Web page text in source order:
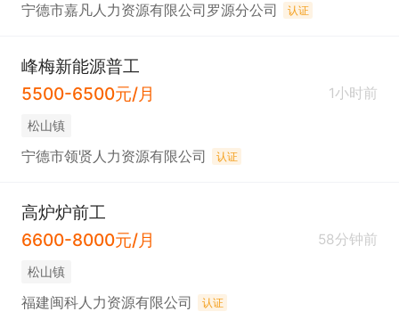
宁德市嘉凡人力资源有限公司罗源分公司 认证
峰梅新能源普工
5500-6500元/月
1小时前
松山镇
宁德市领贤人力资源有限公司 认证
高炉炉前工
6600-8000元/月
58分钟前
松山镇
福建闽科人力资源有限公司 认证